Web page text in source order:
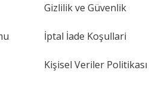
Gizlilik ve Güvenlik
İptal İade Koşullari
Kişisel Veriler Politikası